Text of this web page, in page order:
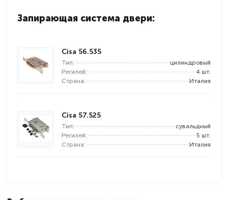
Запирающая система двери:
Cisa 56.535
Тип:
цилиндровый
Регилей:
4 шт.
Страна:
Италия
Cisa 57.525
Тип:
сувальдный
Регилей:
5 шт.
Страна:
Италия